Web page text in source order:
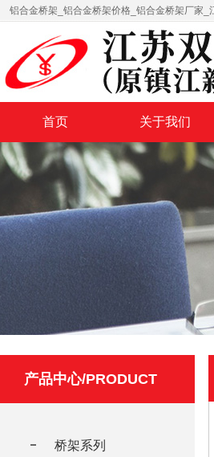
铝合金桥架_铝合金桥架价格_铝合金桥架厂家_
首页 关于我们
产品中心/PRODUCT
桥架系列